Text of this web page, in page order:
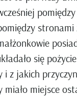
się
i z jakich
miało miejsce